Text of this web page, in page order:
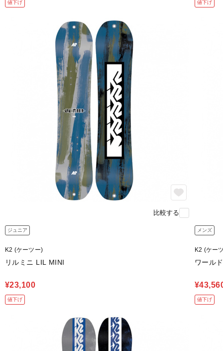
値下げ 値下げ
比較する
ジュニア
K2 (ケーツー)
リルミニ LIL MINI
¥23,100
値下げ
メンズ
K2 (ケー
ワール
値下げ